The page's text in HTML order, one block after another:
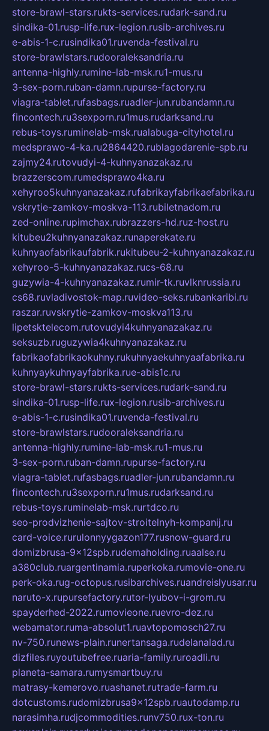
store-brawl-stars.rukts-services.rudark-sand.ru
sindika-01.rusp-life.rux-legion.rusib-archives.ru
e-abis-1-c.rusindika01.ruvenda-festival.ru
store-brawlstars.rudooraleksandria.ru
antenna-highly.rumine-lab-msk.ru1-mus.ru
3-sex-porn.ruban-damn.rupurse-factory.ru
viagra-tablet.rufasbags.ruadler-jun.rubandamn.ru
fincontech.ru3sexporn.ru1mus.rudarksand.ru
rebus-toys.ruminelab-msk.rualabuga-cityhotel.ru
medsprawo-4-ka.ru2864420.rublagodarenie-spb.ru
zajmy24.rutovudyi-4-kuhnyanazakaz.ru
brazzerscom.rumedsprawo4ka.ru
xehyroo5kuhnyanazakaz.rufabrikayfabrikaefabrika.ru
vskrytie-zamkov-moskva-113.rubiletnadom.ru
zed-online.rupimchax.rubrazzers-hd.ruz-host.ru
kitubeu2kuhnyanazakaz.runaperekate.ru
kuhnyaofabrikaufabrik.rukitubeu-2-kuhnyanazakaz.ru
xehyroo-5-kuhnyanazakaz.rucs-68.ru
guzywia-4-kuhnyanazakaz.rumir-tk.ruvlknrussia.ru
cs68.ruvladivostok-map.ruvideo-seks.rubankaribi.ru
raszar.ruvskrytie-zamkov-moskva113.ru
lipetsktelecom.rutovudyi4kuhnyanazakaz.ru
seksuzb.ruguzywia4kuhnyanazakaz.ru
fabrikaofabrikaokuhny.rukuhnyaekuhnyaafabrika.ru
kuhnyaykuhnyayfabrika.rue-abis1c.ru
store-brawl-stars.rukts-services.rudark-sand.ru
sindika-01.rusp-life.rux-legion.rusib-archives.ru
e-abis-1-c.rusindika01.ruvenda-festival.ru
store-brawlstars.rudooraleksandria.ru
antenna-highly.rumine-lab-msk.ru1-mus.ru
3-sex-porn.ruban-damn.rupurse-factory.ru
viagra-tablet.rufasbags.ruadler-jun.rubandamn.ru
fincontech.ru3sexporn.ru1mus.rudarksand.ru
rebus-toys.ruminelab-msk.rurtdco.ru
seo-prodvizhenie-sajtov-stroitelnyh-kompanij.ru
card-voice.rurulonnyygazon177.rusnow-guard.ru
domizbrusa-9x12spb.rudemaholding.ruaalse.ru
a380club.ruargentinamia.ruperkoka.rumovie-one.ru
perk-oka.rug-octopus.rusibarchives.ruandreislyusar.ru
naruto-x.rupursefactory.rutor-lyubov-i-grom.ru
spayderhed-2022.rumovieone.ruevro-dez.ru
webamator.ruma-absolut1.ruavtopomosch27.ru
nv-750.runews-plain.runertansaga.rudelanalad.ru
dizfiles.ruyoutubefree.ruaria-family.ruroadli.ru
planeta-samara.rumysmartbuy.ru
matrasy-kemerovo.ruashanet.rutrade-farm.ru
dotcustoms.rudomizbrusa9x12spb.ruautodamp.ru
narasimha.rudjcommodities.runv750.rux-ton.ru